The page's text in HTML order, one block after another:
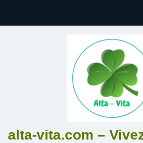
alta-vita.com –